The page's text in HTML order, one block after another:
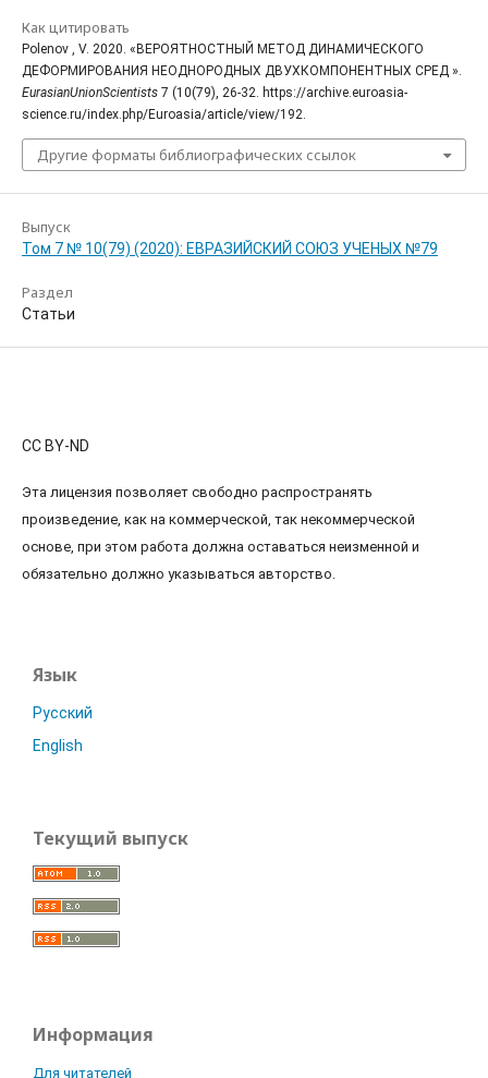
Как цитировать
Polenov , V. 2020. «ВЕРОЯТНОСТНЫЙ МЕТОД ДИНАМИЧЕСКОГО
ДЕФОРМИРОВАНИЯ НЕОДНОРОДНЫХ ДВУХКОМПОНЕНТНЫХ СРЕД ».
EurasianUnionScientists 7 (10(79), 26-32. https://archive.euroasia-
science.ru/index.php/Euroasia/article/view/192.
Другие форматы библиографических ссылок
Выпуск
Том 7 № 10(79) (2020): ЕВРАЗИЙСКИЙ СОЮЗ УЧЕНЫХ №79
Раздел
Статьи
CC BY-ND
Эта лицензия позволяет свободно распространять
произведение, как на коммерческой, так некоммерческой
основе, при этом работа должна оставаться неизменной и
обязательно должно указываться авторство.
Язык
Русский
English
Текущий выпуск
Информация
Для читателей